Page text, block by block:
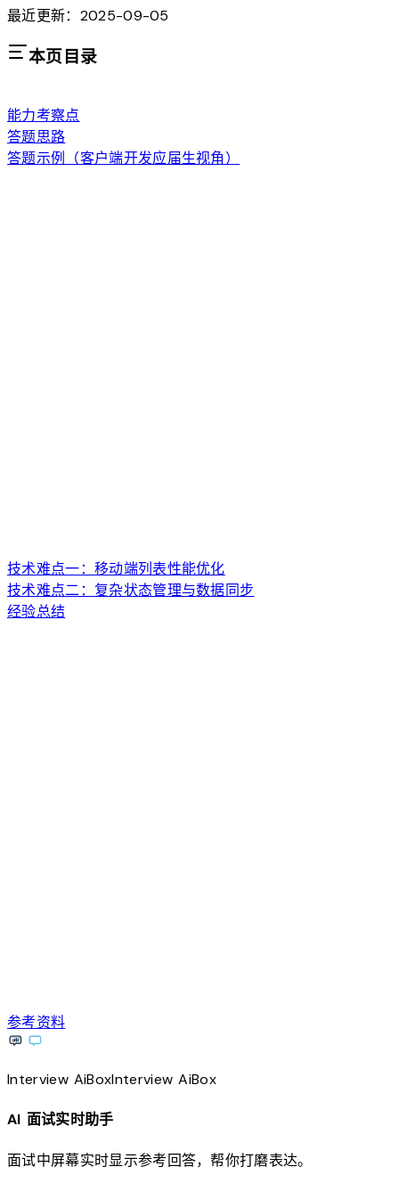
最近更新：2025-09-05
本页目录
能力考察点
答题思路
答题示例（客户端开发应届生视角）
技术难点一：移动端列表性能优化
技术难点二：复杂状态管理与数据同步
经验总结
参考资料
Interview AiBoxInterviewAiBox
AI 面试实时助手
面试中屏幕实时显示参考回答，帮你打磨表达。